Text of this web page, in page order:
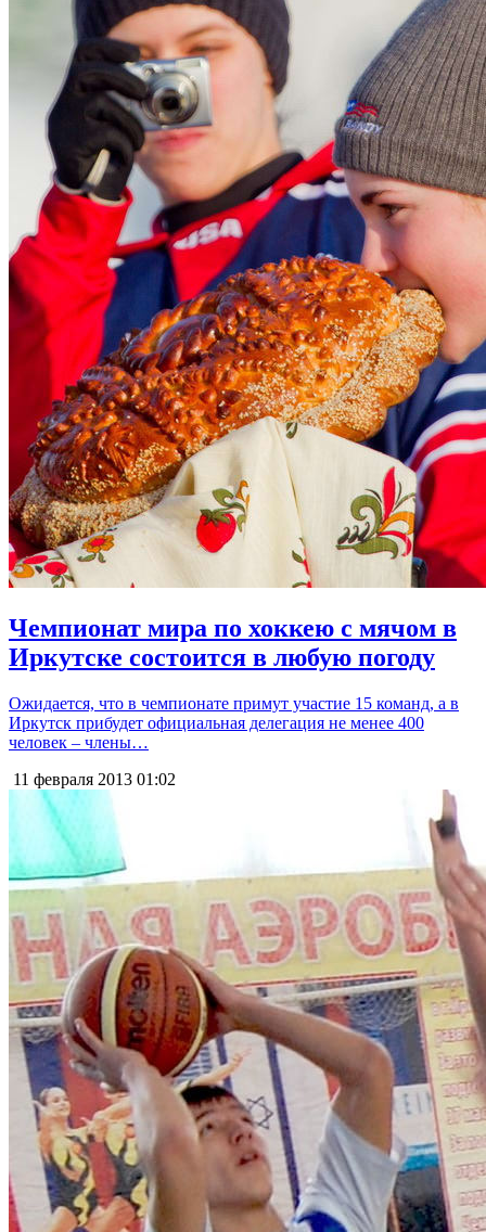
Чемпионат мира по хоккею с мячом в
Иркутске состоится в любую погоду
Ожидается, что в чемпионате примут участие 15 команд, а в
Иркутск прибудет официальная делегация не менее 400
человек – члены…
11 февраля 2013 01:02